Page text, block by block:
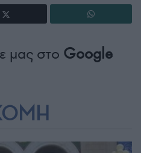
μας στο Google